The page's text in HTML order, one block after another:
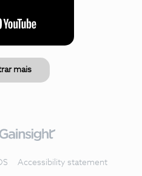
mais
Accessibility statement